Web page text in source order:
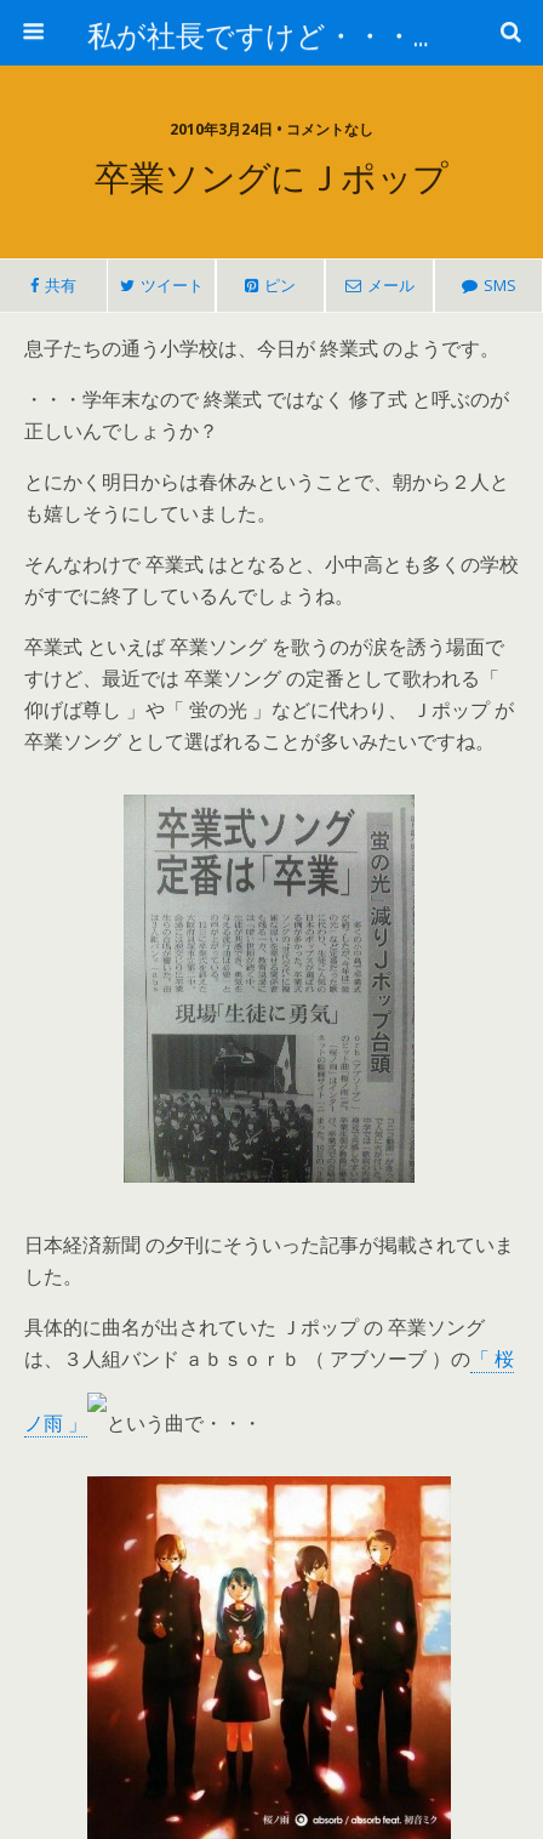
私が社長ですけど・・・何か!?
2010年3月24日 • コメントなし
卒業ソングにＪポップ
共有 ツイート ピン メール SMS
息子たちの通う小学校は、今日が 終業式 のようです。
・・・学年末なので 終業式 ではなく 修了式 と呼ぶのが
正しいんでしょうか？
とにかく明日からは春休みということで、朝から２人と
も嬉しそうにしていました。
そんなわけで 卒業式 はとなると、小中高とも多くの学校
がすでに終了しているんでしょうね。
卒業式 といえば 卒業ソング を歌うのが涙を誘う場面で
すけど、最近では 卒業ソング の定番として歌われる「
仰げば尊し 」や「 蛍の光 」などに代わり、 Ｊポップ が
卒業ソング として選ばれることが多いみたいですね。
日本経済新聞 の夕刊にそういった記事が掲載されていま
した。
具体的に曲名が出されていた Ｊポップ の 卒業ソング
は、３人組バンド ａｂｓｏｒｂ （ アブソーブ ）の 「 桜
ノ雨 」 という曲で・・・